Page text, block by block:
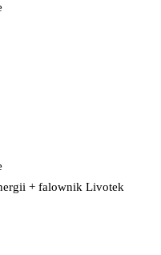
+ falownik Livotek